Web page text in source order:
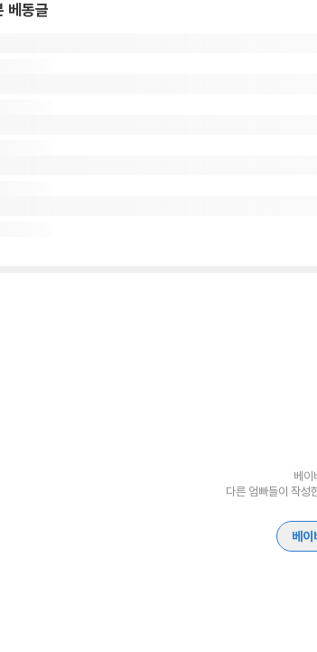
베동글
베이
다른 엄빠들이 작성
베이